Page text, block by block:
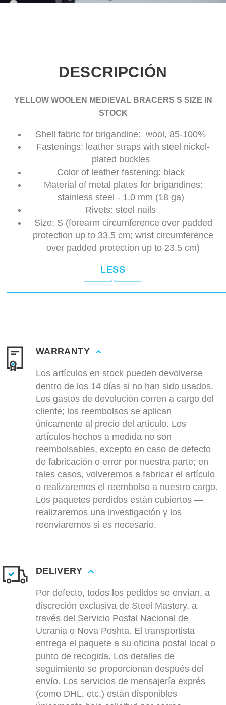
DESCRIPCIÓN
YELLOW WOOLEN MEDIEVAL BRACERS S SIZE IN
STOCK
Shell fabric for brigandine: wool, 85-100%
Fastenings: leather straps with steel nickel-
plated buckles
Color of leather fastening: black
Material of metal plates for brigandines:
stainless steel - 1.0 mm (18 ga)
Rivets: steel nails
Size: S (forearm circumference over padded
protection up to 33,5 cm; wrist circumference
over padded protection up to 23,5 cm)
LESS
WARRANTY
Los artículos en stock pueden devolverse
dentro de los 14 días si no han sido usados.
Los gastos de devolución corren a cargo del
cliente; los reembolsos se aplican
únicamente al precio del artículo. Los
artículos hechos a medida no son
reembolsables, excepto en caso de defecto
de fabricación o error por nuestra parte; en
tales casos, volveremos a fabricar el artículo
o realizaremos el reembolso a nuestro cargo.
Los paquetes perdidos están cubiertos —
realizaremos una investigación y los
reenviaremos si es necesario.
DELIVERY
Por defecto, todos los pedidos se envían, a
discreción exclusiva de Steel Mastery, a
través del Servicio Postal Nacional de
Ucrania o Nova Poshta. El transportista
entrega el paquete a su oficina postal local o
punto de recogida. Los detalles de
seguimiento se proporcionan después del
envío. Los servicios de mensajería exprés
(como DHL, etc.) están disponibles